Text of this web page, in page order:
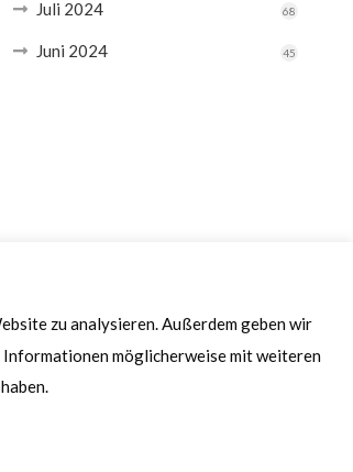
Juli 2024 68
Juni 2024 45
zu analysieren. Außerdem geben wir
möglicherweise mit weiteren